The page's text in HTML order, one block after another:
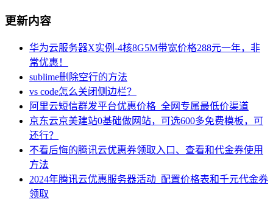
更新内容
华为云服务器X实例-4核8G5M带宽价格288元一年，非
常优惠！
sublime删除空行的方法
vs code怎么关闭侧边栏？
阿里云短信群发平台优惠价格_全网专属最低价渠道
京东云京美建站0基础做网站，可选600多免费模板，可
还行？
不看后悔的腾讯云优惠券领取入口、查看和代金券使用
方法
2024年腾讯云优惠服务器活动_配置价格表和千元代金券
领取